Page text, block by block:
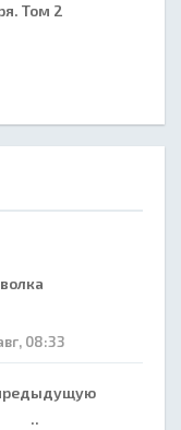
Том 2
08:33
..